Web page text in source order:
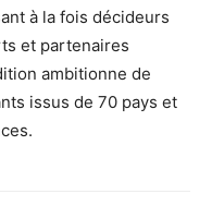
à la fois décideurs
et partenaires
ambitionne de
issus de 70 pays et